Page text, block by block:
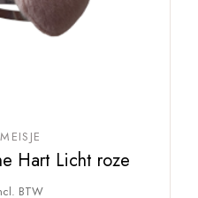
MEISJE
Hart Licht roze
BTW